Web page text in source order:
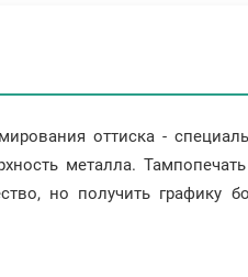
оттиска -
металла.
но получить